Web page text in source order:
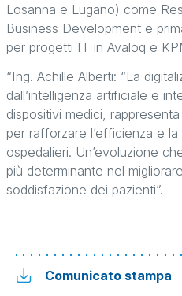
Losanna e Lugano) come
Business Development e
per progetti IT in Avaloq e
“Ing. Achille Alberti: “La
dall’intelligenza artificiale e
dispositivi medici,
per rafforzare l’efficienza e
ospedalieri. Un’evoluzione
più determinante nel
soddisfazione dei pazienti”.
Comunicato stampa